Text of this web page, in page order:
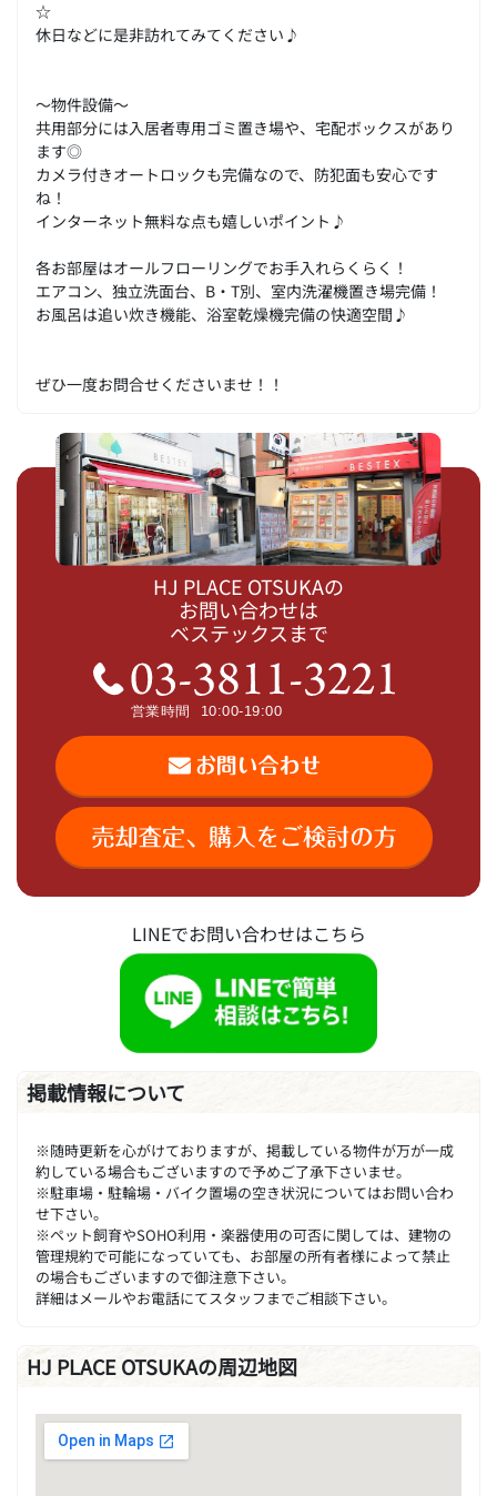
☆
休日などに是非訪れてみてください♪
～物件設備～
共用部分には入居者専用ゴミ置き場や、宅配ボックスがあり
ます◎
カメラ付きオートロックも完備なので、防犯面も安心です
ね！
インターネット無料な点も嬉しいポイント♪
各お部屋はオールフローリングでお手入れらくらく！
エアコン、独立洗面台、B・T別、室内洗濯機置き場完備！
お風呂は追い炊き機能、浴室乾燥機完備の快適空間♪
ぜひ一度お問合せくださいませ！！
HJ PLACE OTSUKAの
お問い合わせは
ベステックスまで
LINEでお問い合わせはこちら
掲載情報について
※随時更新を心がけておりますが、掲載している物件が万が一成
約している場合もございますので予めご了承下さいませ。
※駐車場・駐輪場・バイク置場の空き状況についてはお問い合わ
せ下さい。
※ペット飼育やSOHO利用・楽器使用の可否に関しては、建物の
管理規約で可能になっていても、お部屋の所有者様によって禁止
の場合もございますので御注意下さい。
詳細はメールやお電話にてスタッフまでご相談下さい。
HJ PLACE OTSUKAの周辺地図